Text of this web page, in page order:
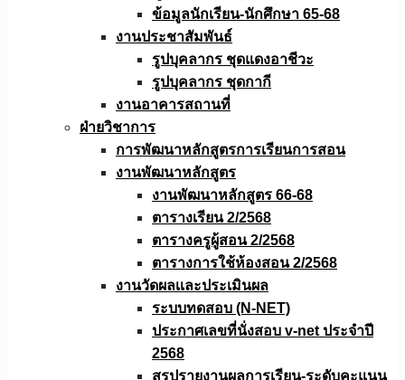
ข้อมูลนักเรียน-นักศึกษา 65-68
งานประชาสัมพันธ์
รูปบุคลากร ชุดแดงอาชีวะ
รูปบุคลากร ชุดกากี
งานอาคารสถานที่
ฝ่ายวิชาการ
การพัฒนาหลักสูตรการเรียนการสอน
งานพัฒนาหลักสูตร
งานพัฒนาหลักสูตร 66-68
ตารางเรียน 2/2568
ตารางครูผู้สอน 2/2568
ตารางการใช้ห้องสอน 2/2568
งานวัดผลเเละประเมินผล
ระบบทดสอบ (N-NET)
ประกาศเลขที่นั่งสอบ v-net ประจำปี
2568
สรุปรายงานผลการเรียน-ระดับคะแนน